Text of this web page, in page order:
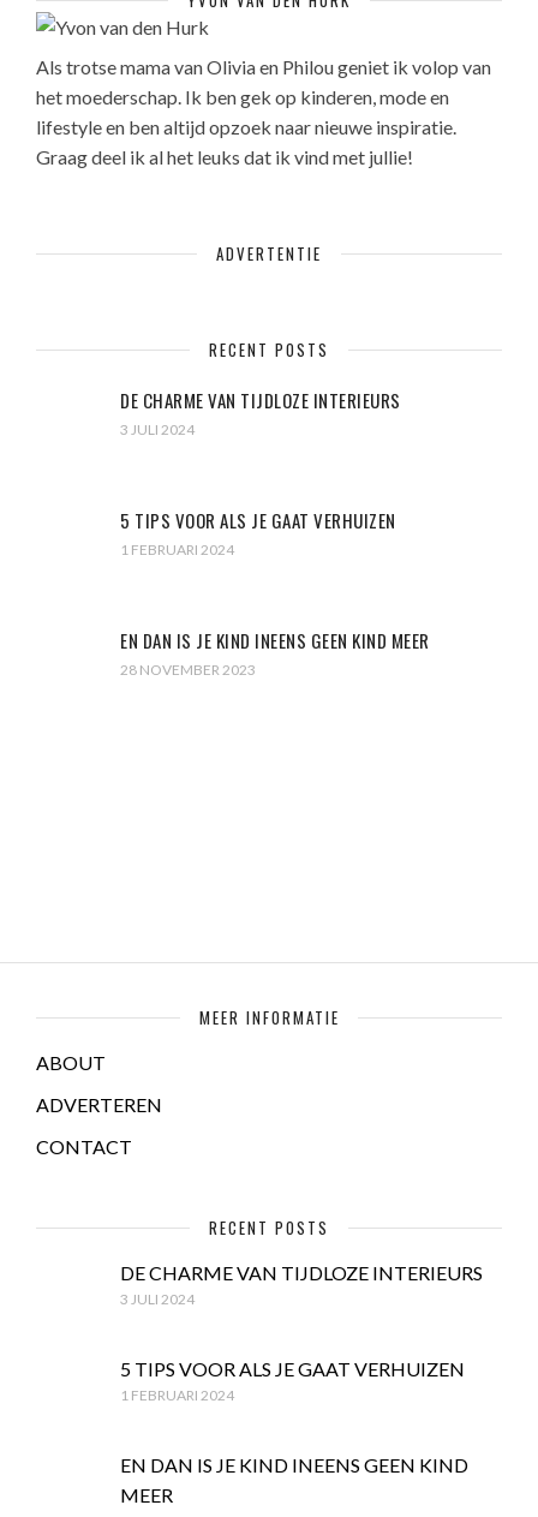
Als trotse mama van Olivia en Philou geniet ik volop van
het moederschap. Ik ben gek op kinderen, mode en
lifestyle en ben altijd opzoek naar nieuwe inspiratie.
Graag deel ik al het leuks dat ik vind met jullie!
ADVERTENTIE
RECENT POSTS
DE CHARME VAN TIJDLOZE INTERIEURS
3 JULI 2024
5 TIPS VOOR ALS JE GAAT VERHUIZEN
1 FEBRUARI 2024
EN DAN IS JE KIND INEENS GEEN KIND MEER
28 NOVEMBER 2023
MEER INFORMATIE
ABOUT
ADVERTEREN
CONTACT
RECENT POSTS
DE CHARME VAN TIJDLOZE INTERIEURS
3 JULI 2024
5 TIPS VOOR ALS JE GAAT VERHUIZEN
1 FEBRUARI 2024
EN DAN IS JE KIND INEENS GEEN KIND
MEER